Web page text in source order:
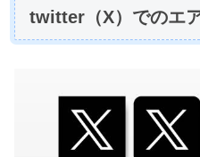
twitter（X）でのエ